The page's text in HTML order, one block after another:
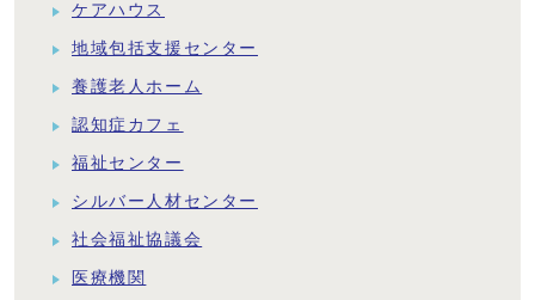
ケアハウス
地域包括支援センター
養護老人ホーム
認知症カフェ
福祉センター
シルバー人材センター
社会福祉協議会
医療機関